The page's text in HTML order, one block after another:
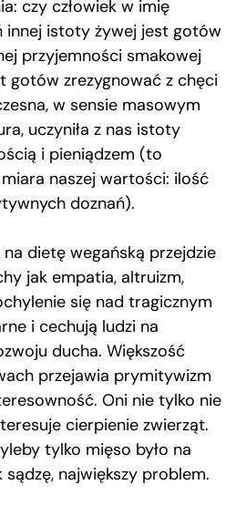
czy człowiek w imię
innej istoty żywej jest gotów
przyjemności smakowej
gotów zrezygnować z chęci
w sensie masowym
uczyniła z nas istoty
i pieniądzem (to
naszej wartości: ilość
doznań).
dietę wegańską przejdzie
jak empatia, altruizm,
się nad tragicznym
i cechują ludzi na
ducha. Większość
przejawia prymitywizm
Oni nie tylko nie
cierpienie zwierząt.
tylko mięso było na
największy problem.